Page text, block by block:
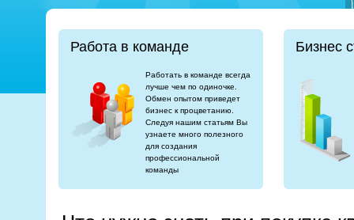
Работа в команде
Работать в команде всегда
лучше чем по одиночке.
Обмен опытом приведет
бизнес к процветанию.
Следуя нашим статьям Вы
узнаете много полезного
для создания
профессиональной
команды
Бизнес